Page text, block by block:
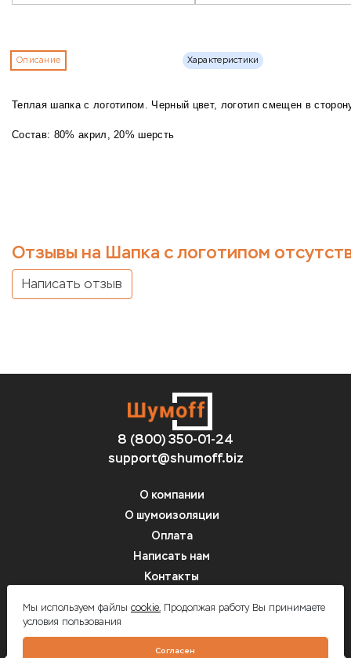
Описание Характеристики
Теплая шапка с логотипом. Черный цвет, логотип смещен в
Состав: 80% акрил, 20% шерсть
Отзывы на Шапка с логотипом
Написать отзыв
8 (800) 350-01-24
support@shumoff.biz
О компании
О шумоизоляции
Оплата
Написать нам
Контакты
Шумоff - шумоизоляция автомобилей
Мы используем файлы cookie.Продолжая работу Вы принимаете
условия пользования
Согласен